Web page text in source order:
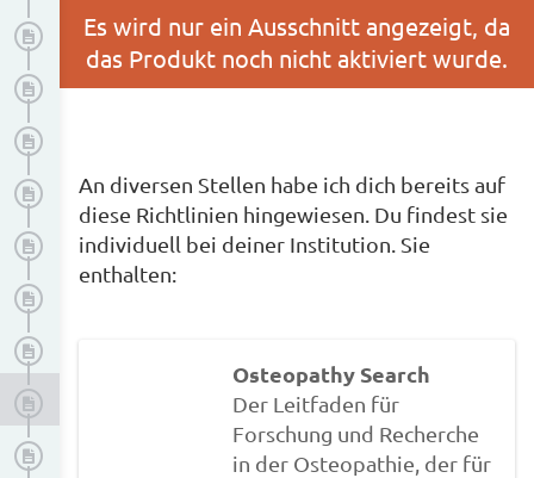
Literatursuche
Qualitätsprüfung von wissenschaftlichen Arbeiten
Forschungsfrage formulieren
Ethische Aspekte der wissenschaftlichen Arbeit
Manuskriptgestaltung
An diversen Stellen habe ich dich bereits auf
diese Richtlinien hingewiesen. Du findest sie
individuell bei deiner Institution. Sie
enthalten:
Osteopathy Search
Der Leitfaden für
Forschung und Recherche
in der Osteopathie, der für